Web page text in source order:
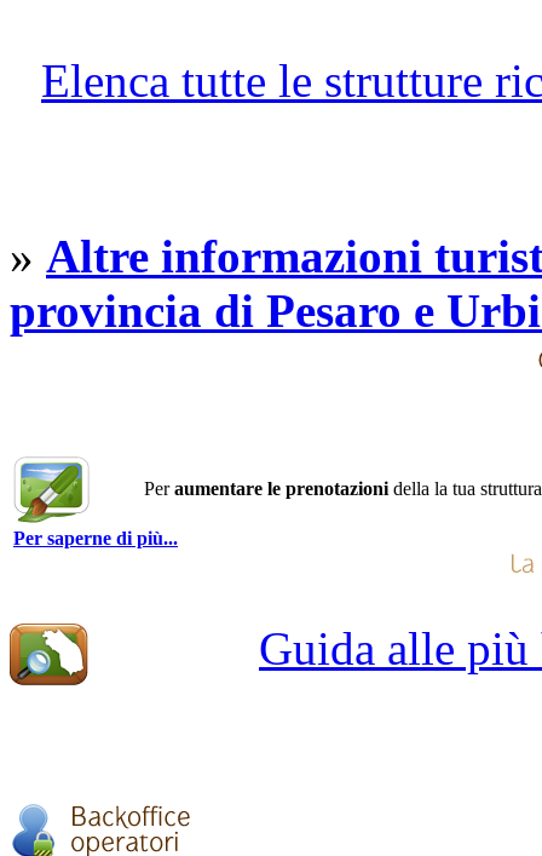
Elenca tutte le strutture
» Altre informazioni
provincia di Pesaro e
Peraumentare le prenotazioni della la tua
Per saperne di più...
Guida alle più